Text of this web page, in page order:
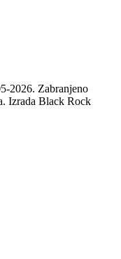
2026. Zabranjeno
Izrada Black Rock